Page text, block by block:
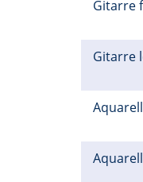
Gitarre
Gitarre